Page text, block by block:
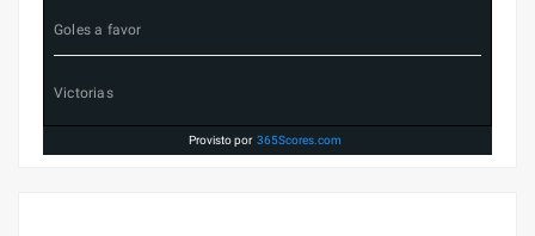
Goles a favor
Victorias
Provisto por 365Scores.com